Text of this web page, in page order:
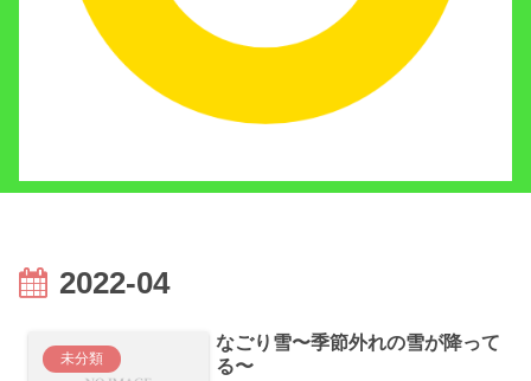
2022-04
未分類
なごり雪〜季節外れの雪が降って
る〜